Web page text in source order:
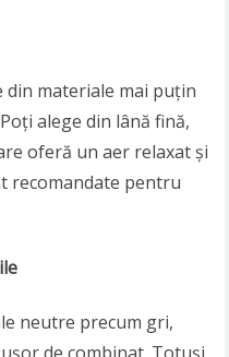
din materiale mai puțin
alege din lână fină,
oferă un aer relaxat și
recomandate pentru
neutre precum gri,